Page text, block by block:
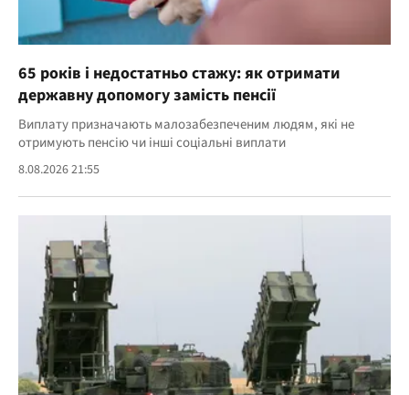
65 років і недостатньо стажу: як отримати
державну допомогу замість пенсії
Виплату призначають малозабезпеченим людям, які не
отримують пенсію чи інші соціальні виплати
8.08.2026 21:55